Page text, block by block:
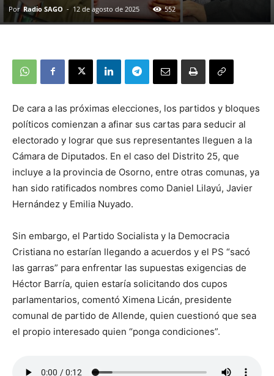
Por Radio SAGO - 12 de agosto de 2025 552
De cara a las próximas elecciones, los partidos y bloques
políticos comienzan a afinar sus cartas para seducir al
electorado y lograr que sus representantes lleguen a la
Cámara de Diputados. En el caso del Distrito 25, que
incluye a la provincia de Osorno, entre otras comunas, ya
han sido ratificados nombres como Daniel Lilayú, Javier
Hernández y Emilia Nuyado.
Sin embargo, el Partido Socialista y la Democracia
Cristiana no estarían llegando a acuerdos y el PS “sacó
las garras” para enfrentar las supuestas exigencias de
Héctor Barría, quien estaría solicitando dos cupos
parlamentarios, comentó Ximena Licán, presidente
comunal de partido de Allende, quien cuestionó que sea
el propio interesado quien “ponga condiciones”.